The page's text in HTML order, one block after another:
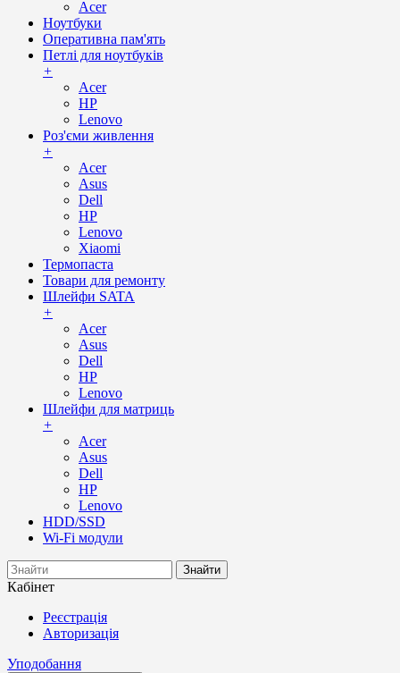
Acer
Ноутбуки
Оперативна пам'ять
Петлі для ноутбуків
+
Acer
HP
Lenovo
Роз'єми живлення
+
Acer
Asus
Dell
HP
Lenovo
Xiaomi
Термопаста
Товари для ремонту
Шлейфи SATA
+
Acer
Asus
Dell
HP
Lenovo
Шлейфи для матриць
+
Acer
Asus
Dell
HP
Lenovo
HDD/SSD
Wi-Fi модули
Знайти
Кабінет
Реєстрація
Авторизація
Уподобання